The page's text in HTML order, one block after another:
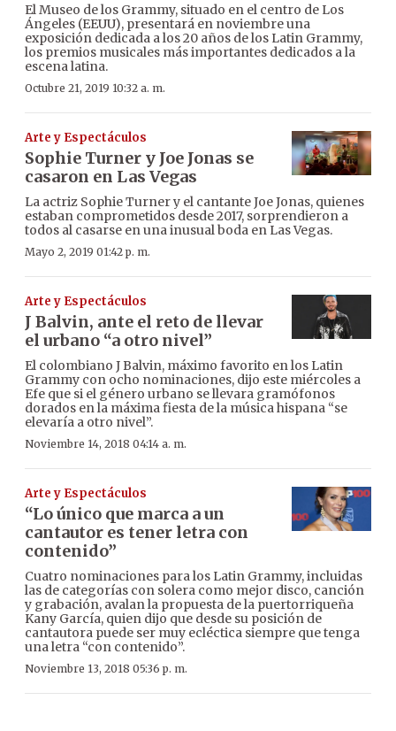
El Museo de los Grammy, situado en el centro de Los
Ángeles (EEUU), presentará en noviembre una
exposición dedicada a los 20 años de los Latin Grammy,
los premios musicales más importantes dedicados a la
escena latina.
Octubre 21, 2019 10:32 a. m.
Arte y Espectáculos
Sophie Turner y Joe Jonas se
casaron en Las Vegas
La actriz Sophie Turner y el cantante Joe Jonas, quienes
estaban comprometidos desde 2017, sorprendieron a
todos al casarse en una inusual boda en Las Vegas.
Mayo 2, 2019 01:42 p. m.
Arte y Espectáculos
J Balvin, ante el reto de llevar
el urbano “a otro nivel”
El colombiano J Balvin, máximo favorito en los Latin
Grammy con ocho nominaciones, dijo este miércoles a
Efe que si el género urbano se llevara gramófonos
dorados en la máxima fiesta de la música hispana “se
elevaría a otro nivel”.
Noviembre 14, 2018 04:14 a. m.
Arte y Espectáculos
“Lo único que marca a un
cantautor es tener letra con
contenido”
Cuatro nominaciones para los Latin Grammy, incluidas
las de categorías con solera como mejor disco, canción
y grabación, avalan la propuesta de la puertorriqueña
Kany García, quien dijo que desde su posición de
cantautora puede ser muy ecléctica siempre que tenga
una letra “con contenido”.
Noviembre 13, 2018 05:36 p. m.